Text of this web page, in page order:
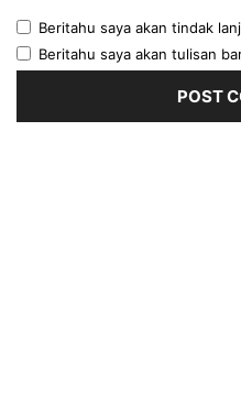
Beritahu saya akan tindak
Beritahu saya akan tulisan